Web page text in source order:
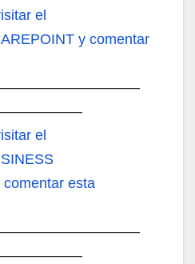
el
y comentar
el
esta